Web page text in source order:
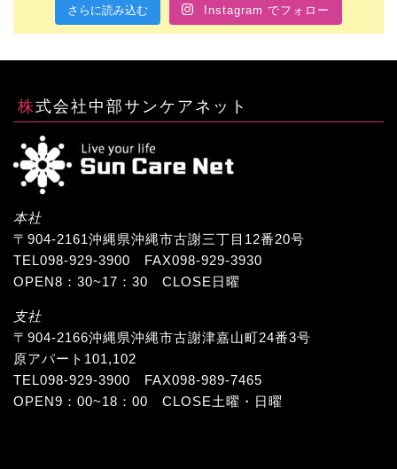
さらに読み込む Instagram でフォロー
株式会社中部サンケアネット
本社
〒904-2161沖縄県沖縄市古謝三丁目12番20号
TEL098-929-3900 FAX098-929-3930
OPEN8：30~17：30 CLOSE日曜
支社
〒904-2166沖縄県沖縄市古謝津嘉山町24番3号
原アパート101,102
TEL098-929-3900 FAX098-989-7465
OPEN9：00~18：00 CLOSE土曜・日曜